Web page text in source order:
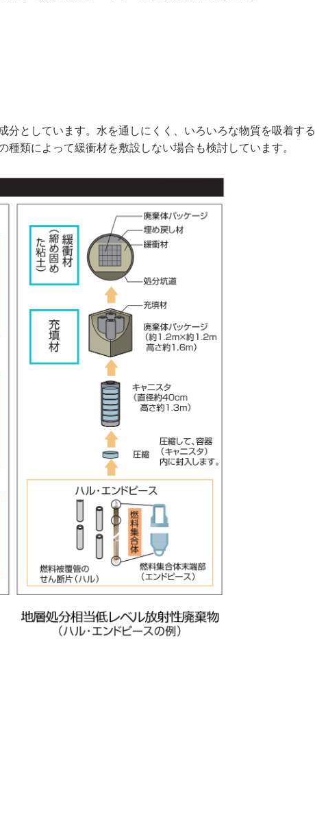
としています。水を通しにくく、いろいろな物質を吸着する
類によって緩衝材を敷設しない場合も検討しています。